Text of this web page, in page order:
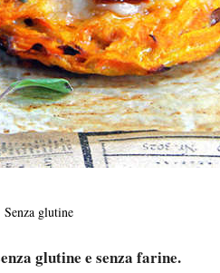
Senza glutine
glutine e senza farine.